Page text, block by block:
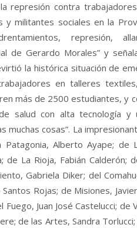
represión contra
militantes sociales en la
represión,
de Gerardo Morales” y
la histórica situación de
en talleres
más de 2500 estudiantes, y
salud con alta tecnología y
cosas”. La
Alberto Ayape; de
La Rioja, Fabián Calderón;
Gabriela Diker; del
Rojas; de Misiones,
Juan José Castelucci; de
de las Artes, Sandra